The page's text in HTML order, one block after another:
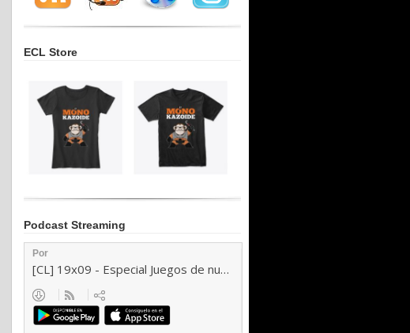
ECL Store
Podcast Streaming